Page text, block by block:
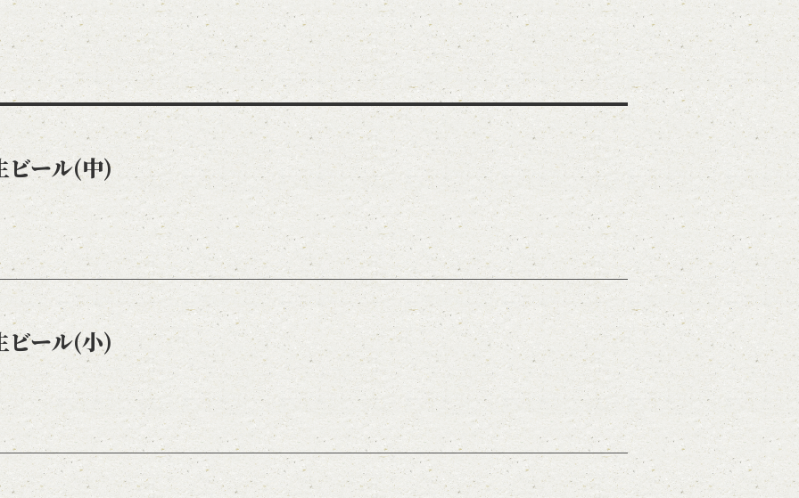
ビール(中)
ビール(小)